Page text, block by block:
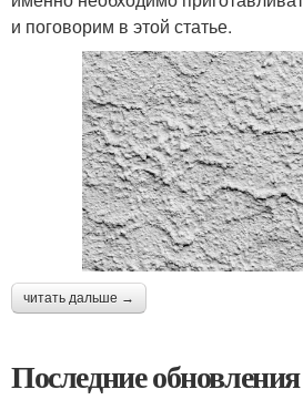
и поговорим в этой статье.
читать дальше →
Последние